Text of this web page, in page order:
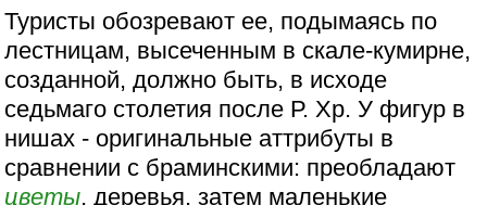
Туристы обозревают ее, подымаясь по
лестницам, высеченным в скале-кумирне,
созданной, должно быть, в исходе
седьмаго столетия после Р. Хр. У фигур в
нишах - оригинальные аттрибуты в
сравнении с браминскими: преобладают
цветы, деревья, затем маленькие